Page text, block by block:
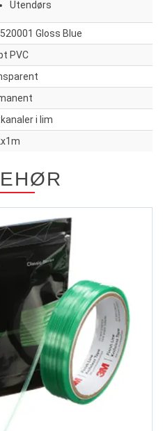
Utendørs
Gloss Blue
PVC
i lim